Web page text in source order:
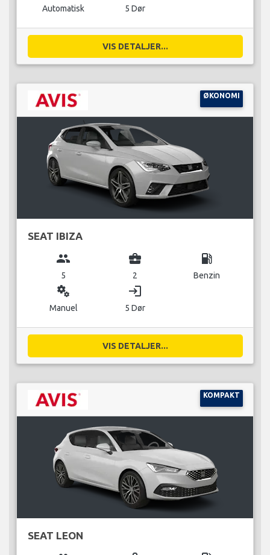
Automatisk 5 Dør
VIS DETALJER...
ØKONOMI
SEAT IBIZA
group
5
business_center
2
local_gas_station
Benzin
miscellaneous_services
Manuel
login
5 Dør
VIS DETALJER...
KOMPAKT
SEAT LEON